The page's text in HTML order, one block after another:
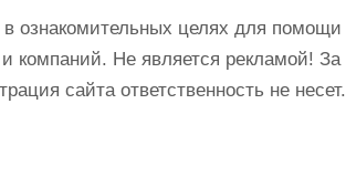
ознакомительных целях для помощи
компаний. Не является рекламой! За
сайта ответственность не несет.